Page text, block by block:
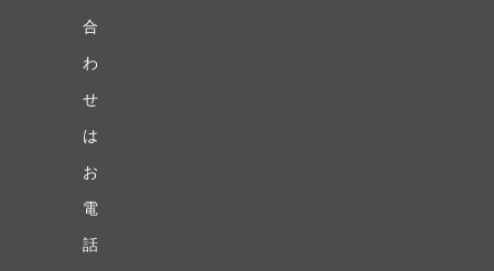
合
わ
せ
は
お
電
話